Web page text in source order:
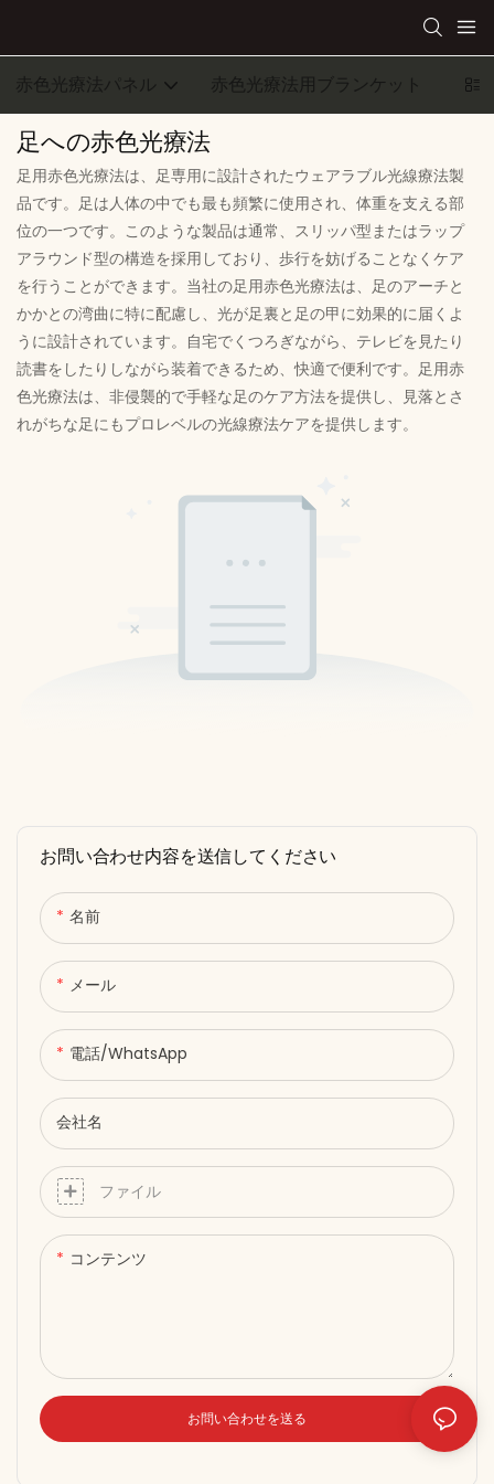
赤色光療法パネル 赤色光療法用ブランケット ウ
足への赤色光療法
足用赤色光療法は、足専用に設計されたウェアラブル光線療法製
品です。足は人体の中でも最も頻繁に使用され、体重を支える部
位の一つです。このような製品は通常、スリッパ型またはラップ
アラウンド型の構造を採用しており、歩行を妨げることなくケア
を行うことができます。当社の足用赤色光療法は、足のアーチと
かかとの湾曲に特に配慮し、光が足裏と足の甲に効果的に届くよ
うに設計されています。自宅でくつろぎながら、テレビを見たり
読書をしたりしながら装着できるため、快適で便利です。足用赤
色光療法は、非侵襲的で手軽な足のケア方法を提供し、見落とさ
れがちな足にもプロレベルの光線療法ケアを提供します。
お問い合わせ内容を送信してください
名前
メール
電話/WhatsApp
会社名
ファイル
コンテンツ
お問い合わせを送る